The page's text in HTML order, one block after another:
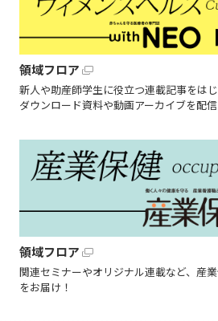
領域フロア
新人や助産師学生に役立つ連載記事をは
ダウンロード資料や動画アーカイブを配信
領域フロア
関連セミナーやオリジナル連載など、産
をお届け！